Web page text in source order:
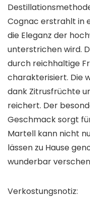
Cognac erstrahlt in
die Eleganz der
unterstrichen wird.
durch reichhaltige
charakterisiert. Die
dank Zitrusfrüchte
reichert. Der
Geschmack sorgt
Martell kann nicht
lässen zu Hause
wunderbar
Verkostungsnotiz: